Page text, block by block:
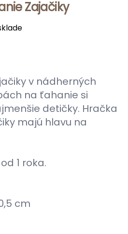
Zajačiky
v nádherných
na ťahanie si
detičky. Hračka
majú hlavu na
1 roka.
cm